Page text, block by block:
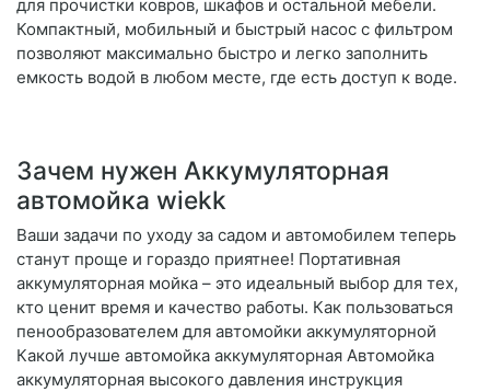
для прочистки ковров, шкафов и остальной мебели.
Компактный, мобильный и быстрый насос с фильтром
позволяют максимально быстро и легко заполнить
емкость водой в любом месте, где есть доступ к воде.
Зачем нужен Аккумуляторная
автомойка wiekk
Ваши задачи по уходу за садом и автомобилем теперь
станут проще и гораздо приятнее! Портативная
аккумуляторная мойка – это идеальный выбор для тех,
кто ценит время и качество работы. Как пользоваться
пенообразователем для автомойки аккумуляторной
Какой лучше автомойка аккумуляторная Автомойка
аккумуляторная высокого давления инструкция